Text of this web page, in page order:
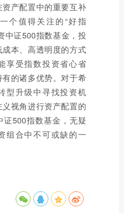
产配置中的重要互补
个值得关注的“好指
中证500指数基金，投
本、高透明度的方式
享受指数投资省心省
的诸多优势。对于希
型升级中寻找投资机
视角进行资产配置的
证500指数基金，无疑
组合中不可或缺的一